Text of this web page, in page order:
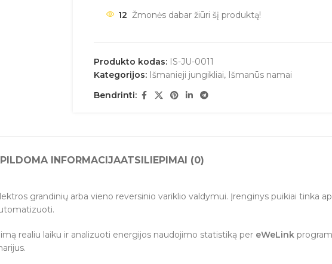
12 Žmonės dabar žiūri šį produktą!
Produkto kodas: IS-JU-0011
Kategorijos: Išmanieji jungikliai, Išmanūs namai
Bendrinti:
INFORMACIJAATSILIEPIMAI (0)
grandinių arba vieno reversinio variklio valdymui. Įrenginys puikiai tinka
realiu laiku ir analizuoti energijos naudojimo statistiką per eWeLink